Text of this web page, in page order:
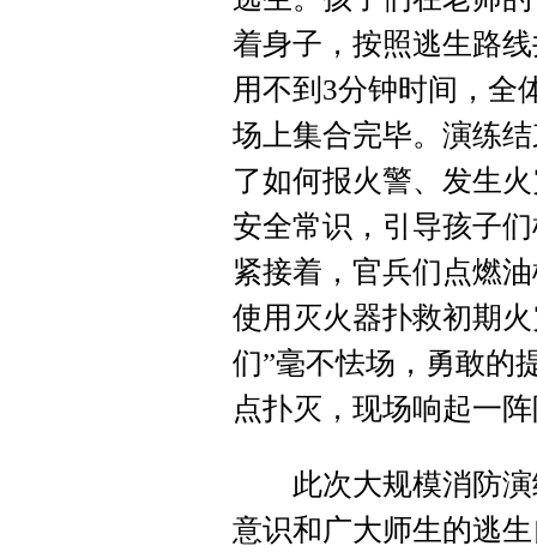
着身子，按照逃生路
用不到3分钟时间，全
场上集合完毕。演练
了如何报火警、发生
安全常识，引导孩子
紧接着，官兵们点燃
使用灭火器扑救初期
们”毫不怯场，勇敢的
点扑灭，现场响起一
此次大规模消防演
意识和广大师生的逃